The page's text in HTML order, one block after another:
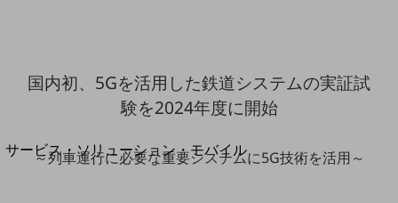
別ウィンドウで開きます
サービス・ソリューション・モバイル
サービス・ソリューションTOP
国内初、5Gを活用した鉄道システムの実証試
験を2024年度に開始
～列車運行に必要な重要システムに5G技術を活用～